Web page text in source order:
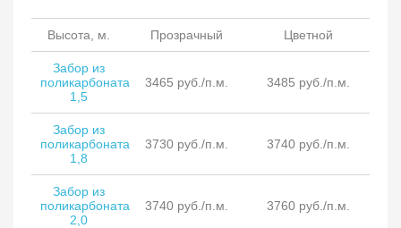
Высота, м. Прозрачный Цветной
Забор из
поликарбоната
1,5
3465 руб./п.м. 3485 руб./п.м.
Забор из
поликарбоната
1,8
3730 руб./п.м. 3740 руб./п.м.
Забор из
поликарбоната
2,0
3740 руб./п.м. 3760 руб./п.м.